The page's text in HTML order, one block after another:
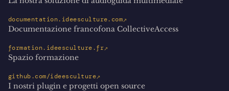
documentation.ideesculture.com↗
Documentazione francofona CollectiveAccess
formation.ideesculture.fr↗
Spazio formazione
github.com/ideesculture↗
I nostri plugin e progetti open source